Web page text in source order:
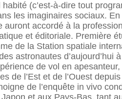
(c’est-à-dire tout
les imaginaires sociaux.
accordé à la
et éditoriale. Première
de la Station spatiale
astronautes d’aujourd’hui
de vol en
de l’Est et de l’Ouest
de l’enquête in vivo